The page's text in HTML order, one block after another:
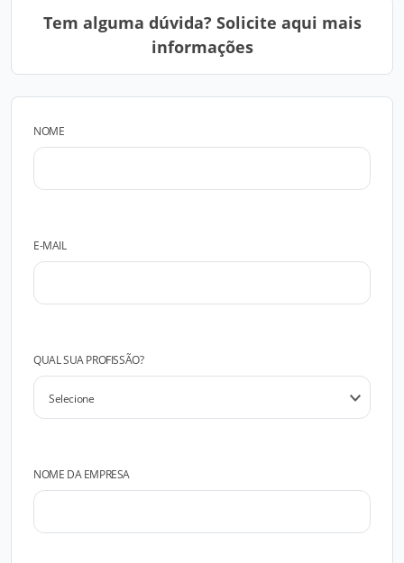
Tem alguma dúvida? Solicite aqui mais
informações
NOME
E-MAIL
QUAL SUA PROFISSÃO?
NOME DA EMPRESA